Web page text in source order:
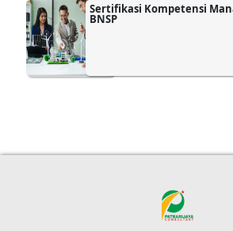
Sertifikasi Kompetensi
BNSP